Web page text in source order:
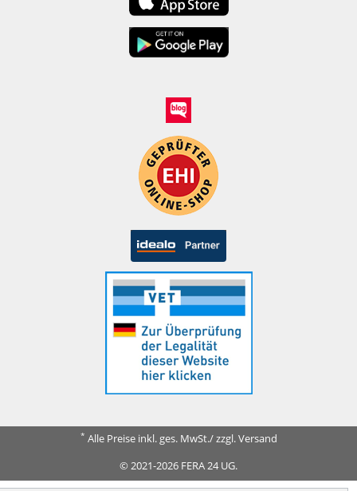
* Alle Preise inkl. ges. MwSt./ zzgl. Versand
© 2021-2026 FERA 24 UG.